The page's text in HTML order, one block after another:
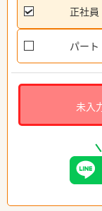
正社員
パート
未入